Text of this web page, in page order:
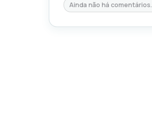
Ainda não há comentários.